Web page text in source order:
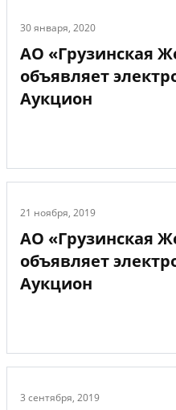
30 января, 2020
АО «Грузинская
объявляет
Аукцион
21 ноября, 2019
АО «Грузинская
объявляет
Аукцион
3 сентября, 2019